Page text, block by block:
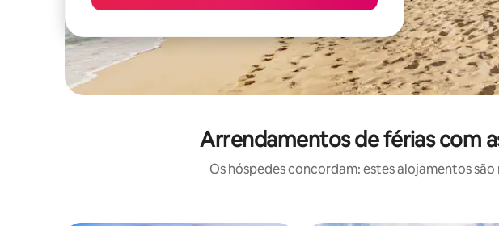
Arrendamentos de férias com
Os hóspedes concordam: estes alojamentos